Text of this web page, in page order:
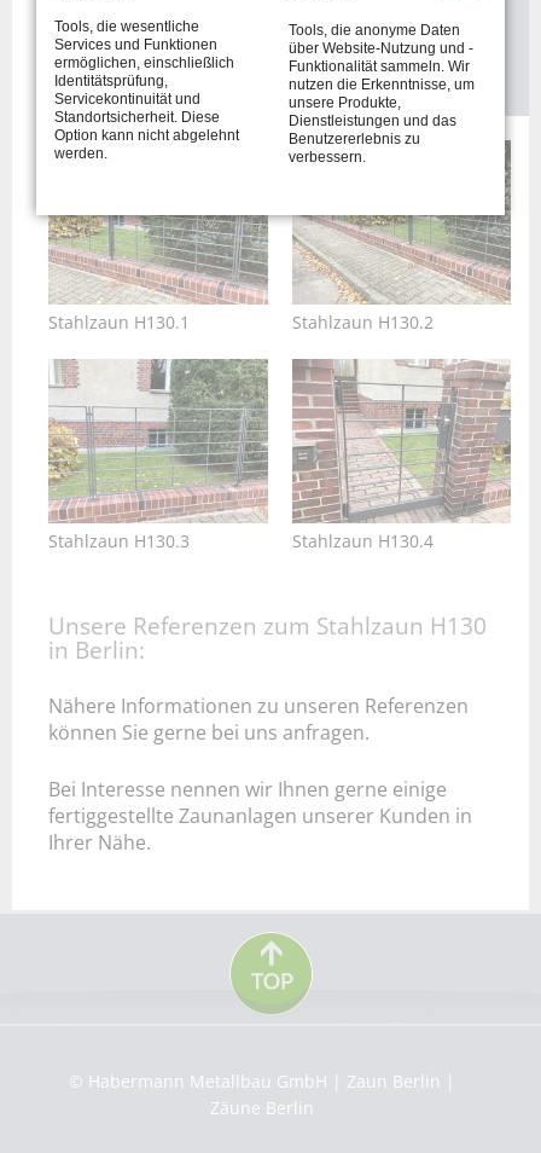
JETZT ANFRAGEN
Stahlzaun H130.1 Stahlzaun H130.2
Stahlzaun H130.3 Stahlzaun H130.4
Unsere Referenzen zum Stahlzaun H130
in Berlin:
Nähere Informationen zu unseren Referenzen
können Sie gerne bei uns anfragen.
Bei Interesse nennen wir Ihnen gerne einige
fertiggestellte Zaunanlagen unserer Kunden in
Ihrer Nähe.
© Habermann Metallbau GmbH | Zaun Berlin |
Zäune Berlin
Tools, die wesentliche
Services und Funktionen
ermöglichen, einschließlich
Identitätsprüfung,
Servicekontinuität und
Standortsicherheit. Diese
Option kann nicht abgelehnt
werden.
Tools, die anonyme Daten
über Website-Nutzung und -
Funktionalität sammeln. Wir
nutzen die Erkenntnisse, um
unsere Produkte,
Dienstleistungen und das
Benutzererlebnis zu
verbessern.